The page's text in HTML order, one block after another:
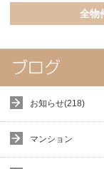
全物
お知らせ(218)
マンション